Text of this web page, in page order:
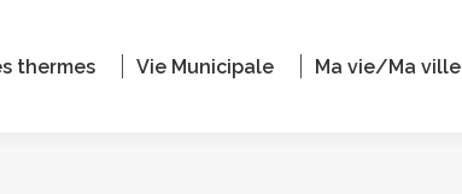
thermes Vie Municipale Ma vie/Ma ville